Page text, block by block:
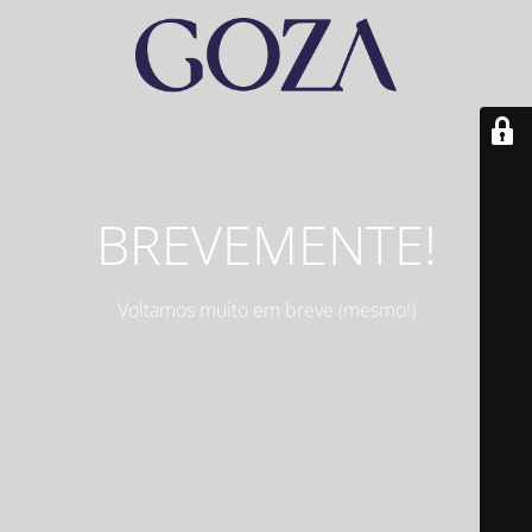
BREVEMENTE!
Voltamos muito em breve (mesmo!)